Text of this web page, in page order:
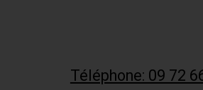
Téléphone: 09 72